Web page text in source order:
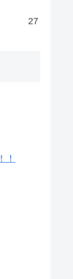
27
！